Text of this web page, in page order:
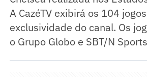
A CazéTV exibirá os 104
exclusividade do canal. Os
o Grupo Globo e SBT/N